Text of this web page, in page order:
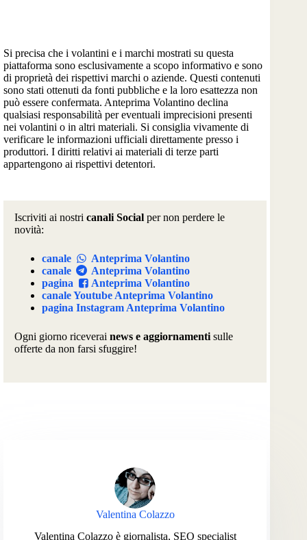
Si precisa che i volantini e i marchi mostrati su questa
piattaforma sono esclusivamente a scopo informativo e sono
di proprietà dei rispettivi marchi o aziende. Questi contenuti
sono stati ottenuti da fonti pubbliche e la loro esattezza non
può essere confermata. Anteprima Volantino declina
qualsiasi responsabilità per eventuali imprecisioni presenti
nei volantini o in altri materiali. Si consiglia vivamente di
verificare le informazioni ufficiali direttamente presso i
produttori. I diritti relativi ai materiali di terze parti
appartengono ai rispettivi detentori.
Iscriviti ai nostri canali Social per non perdere le
novità:
canale
Anteprima Volantino
canale
Anteprima Volantino
pagina
Anteprima Volantino
canale Youtube Anteprima Volantino
pagina Instagram Anteprima Volantino
Ogni giorno riceverai news e aggiornamenti sulle
offerte da non farsi sfuggire!
Valentina Colazzo
Valentina Colazzo è giornalista, SEO specialist